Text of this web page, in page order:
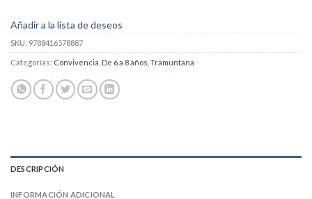
Añadir a la lista de deseos
SKU: 9788416578887
Categorías: Convivencia De 6 a 8 años Tramuntana
DESCRIPCIÓN
INFORMACIÓN ADICIONAL